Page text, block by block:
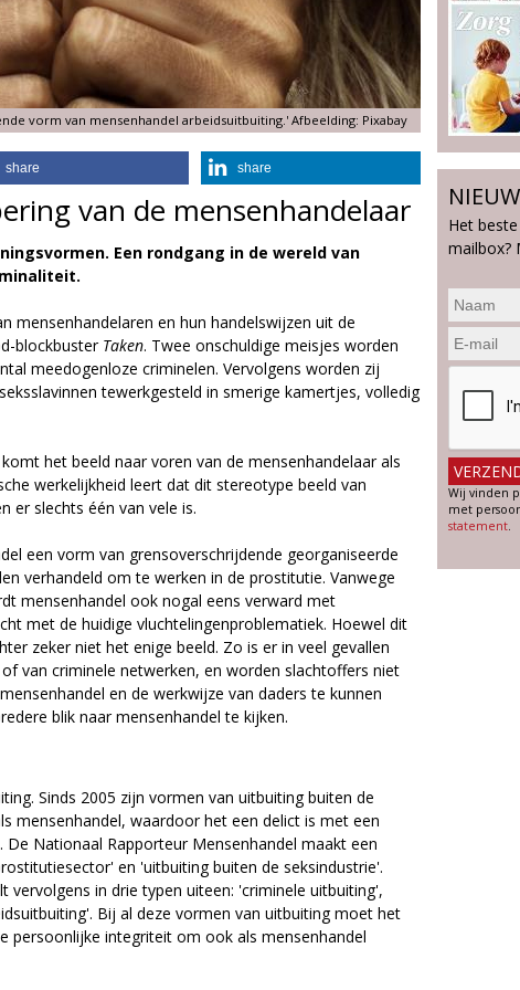
vorm van mensenhandel arbeidsuitbuiting.' Afbeelding: Pixabay
share share
van de mensenhandelaar
Een rondgang in de wereld van
mensenhandelaren en hun handelswijzen uit de
blockbuster Taken. Twee onschuldige meisjes worden
meedogenloze criminelen. Vervolgens worden zij
tewerkgesteld in smerige kamertjes, volledig
het beeld naar voren van de mensenhandelaar als
werkelijkheid leert dat dit stereotype beeld van
er slechts één van vele is.
een vorm van grensoverschrijdende georganiseerde
verhandeld om te werken in de prostitutie. Vanwege
mensenhandel ook nogal eens verward met
met de huidige vluchtelingenproblematiek. Hoewel dit
zeker niet het enige beeld. Zo is er in veel gevallen
van criminele netwerken, en worden slachtoffers niet
en de werkwijze van daders te kunnen
blik naar mensenhandel te kijken.
Sinds 2005 zijn vormen van uitbuiting buiten de
mensenhandel, waardoor het een delict is met een
Nationaal Rapporteur Mensenhandel maakt een
en 'uitbuiting buiten de seksindustrie'.
vervolgens in drie typen uiteen: 'criminele uitbuiting',
Bij al deze vormen van uitbuiting moet het
persoonlijke integriteit om ook als mensenhandel
Het
mailbox?
Wij vinden
met
statement.